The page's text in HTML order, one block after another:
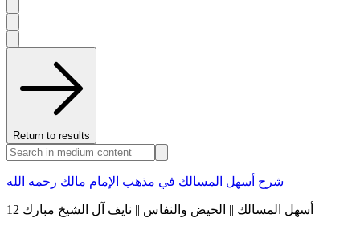
Return to results
شرح أسهل المسالك في مذهب الإمام مالك رحمه الله
12 أسهل المسالك || الحيض والنفاس || نايف آل الشيخ مبارك